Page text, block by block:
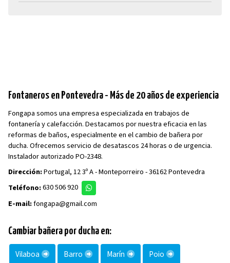
Fontaneros en Pontevedra - Más de 20 años de experiencia
Fongapa somos una empresa especializada en trabajos de
fontanería y calefacción. Destacamos por nuestra eficacia en las
reformas de baños, especialmente en el cambio de bañera por
ducha. Ofrecemos servicio de desatascos 24 horas o de urgencia.
Instalador autorizado PO-2348.
Dirección:Portugal, 12 3º A - Monteporreiro - 36162 Pontevedra
Teléfono:630 506 920
E-mail:fongapa@gmail.com
Cambiar bañera por ducha en:
Vilaboa Barro Marín Poio